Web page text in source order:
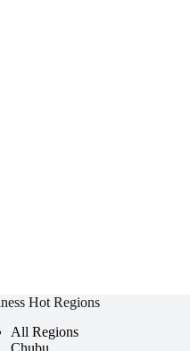
Hot Regions
All Regions